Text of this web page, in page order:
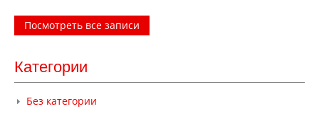
Посмотреть все записи
Категории
Без категории